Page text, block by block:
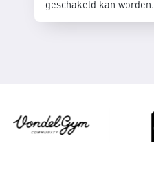
geschakeld kan worden.